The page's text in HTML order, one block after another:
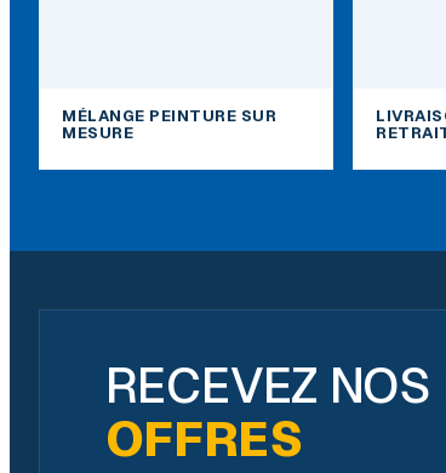
MÉLANGE PEINTURE SUR
MESURE
RECEVEZ NOS
OFFRES